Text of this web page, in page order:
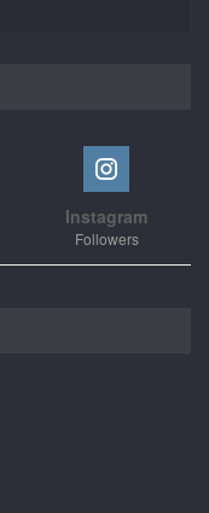
Instagram
Followers